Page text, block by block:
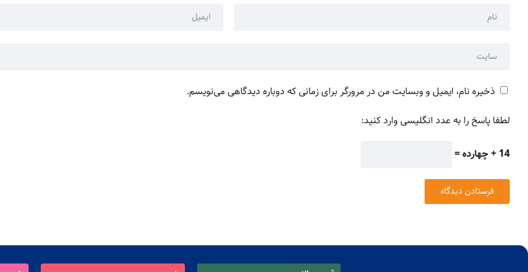
ذخیره نام، ایمیل و وبسایت من در مرورگر برای زمانی که دوباره دیدگاهی می‌نویسم.
لطفا پاسخ را به عدد انگلیسی وارد کنید:
14 + چهارده =